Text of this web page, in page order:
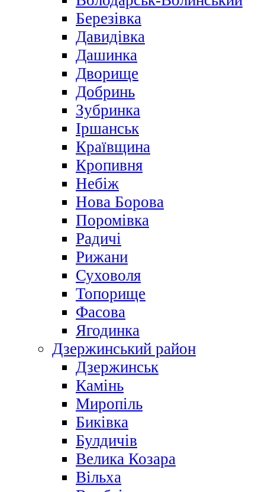
Березівка
Давидівка
Дашинка
Дворище
Добринь
Зубринка
Іршанськ
Краївщина
Кропивня
Небіж
Нова Борова
Поромівка
Радичі
Рижани
Суховоля
Топорище
Фасова
Ягодинка
Дзержинський район
Дзержинськ
Камінь
Миропіль
Биківка
Булдичів
Велика Козара
Вільха